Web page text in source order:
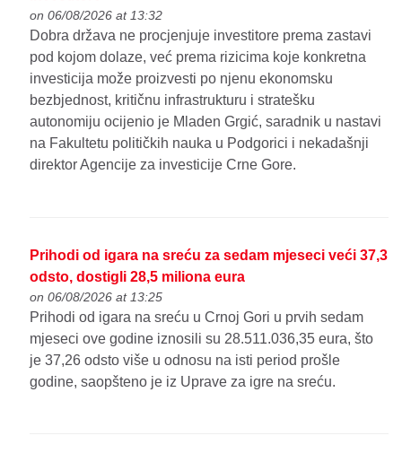
on 06/08/2026 at 13:32
Dobra država ne procjenjuje investitore prema zastavi
pod kojom dolaze, već prema rizicima koje konkretna
investicija može proizvesti po njenu ekonomsku
bezbjednost, kritičnu infrastrukturu i stratešku
autonomiju ocijenio je Mladen Grgić, saradnik u nastavi
na Fakultetu političkih nauka u Podgorici i nekadašnji
direktor Agencije za investicije Crne Gore.
Prihodi od igara na sreću za sedam mjeseci veći 37,3
odsto, dostigli 28,5 miliona eura
on 06/08/2026 at 13:25
Prihodi od igara na sreću u Crnoj Gori u prvih sedam
mjeseci ove godine iznosili su 28.511.036,35 eura, što
je 37,26 odsto više u odnosu na isti period prošle
godine, saopšteno je iz Uprave za igre na sreću.